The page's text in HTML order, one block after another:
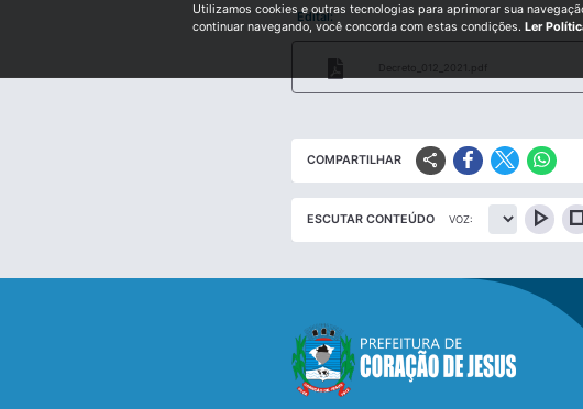
Edital:
Decreto_012_2021.pdf
COMPARTILHAR share
ESCUTAR CONTEÚDO VOZ: play_arrow
Utilizamos cookies e outras tecnologias para aprimorar sua
continuar navegando, você concorda com estas condições. Ler